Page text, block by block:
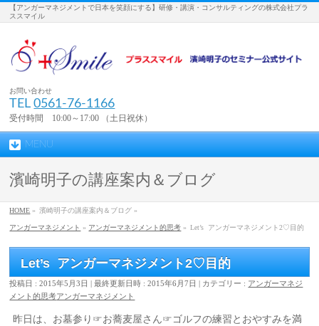
【アンガーマネジメントで日本を笑顔にする】研修・講演・コンサルティングの株式会社プラ
ススマイル
お問い合わせ
TEL0561-76-1166
受付時間 10:00～17:00 （土日祝休）
MENU
濱崎明子の講座案内＆ブログ
HOME » 濱崎明子の講座案内＆ブログ »
アンガーマネジメント » アンガーマネジメント的思考 » Let’s アンガーマネジメント2♡目的
Let’s アンガーマネジメント2♡目的
投稿日 : 2015年5月3日 最終更新日時 : 2015年6月7日 カテゴリー : アンガーマネジ
メント的思考アンガーマネジメント
昨日は、お墓参り☞お蕎麦屋さん☞ゴルフの練習とおやすみを満